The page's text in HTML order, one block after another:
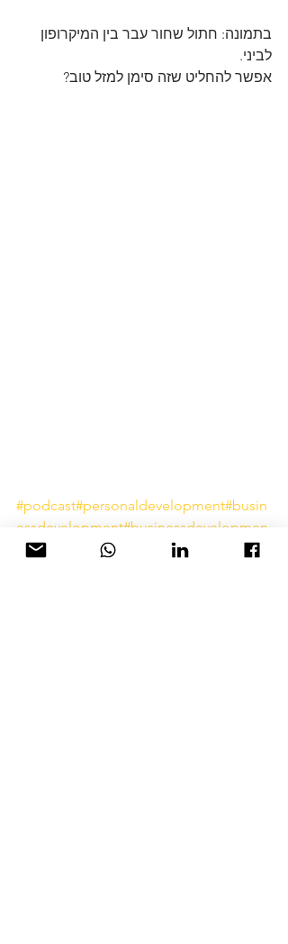
בתמונה: חתול שחור עבר בין המיקרופון
לביני.
אפשר להחליט שזה סימן למזל טוב?
#podcast#personaldevelopment#busin
essdevelopment#businessdevelopmen
texecutives
#womenbusinessowners